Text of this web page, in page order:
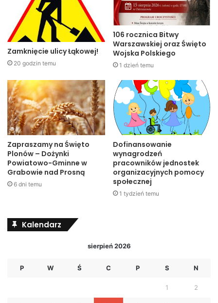
Zamknięcie ulicy Łąkowej!
20 godzin temu
106 rocznica Bitwy
Warszawskiej oraz Święto
Wojska Polskiego
1 dzień temu
Zapraszamy na Święto
Plonów – Dożynki
Powiatowo-Gminne w
Grabowie nad Prosną
6 dni temu
Dofinansowanie
wynagrodzeń
pracowników jednostek
organizacyjnych pomocy
społecznej
1 tydzień temu
Kalendarz
sierpień 2026
P W Ś C P S N
1 2